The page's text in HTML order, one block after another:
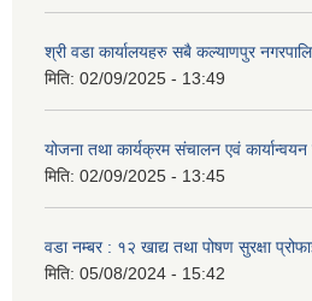
श्री वडा कार्यालयहरु सबै कल्याणपुर
मिति: 02/09/2025 - 13:49
योजना तथा कार्यक्रम संचालन एवं कार्यान्वयन
मिति: 02/09/2025 - 13:45
वडा नम्बर : १२ खाद्य तथा पोषण सुरक्षा
मिति: 05/08/2024 - 15:42